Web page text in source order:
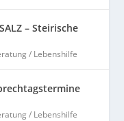
– Steirische
/ Lebenshilfe
/ Lebenshilfe